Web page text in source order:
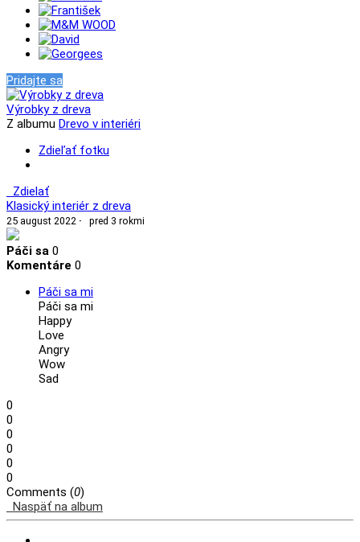
Pridajte sa
Výrobky z dreva
Z albumu Drevo v interiéri
Zdieľať fotku
Zdielať
Klasický interiér z dreva
25 august 2022 · pred 3 rokmi
Páči sa 0
Komentáre 0
Páči sa mi
Páči sa mi
Happy
Love
Angry
Wow
Sad
0
0
0
0
0
0
Comments (0)
Naspäť na album